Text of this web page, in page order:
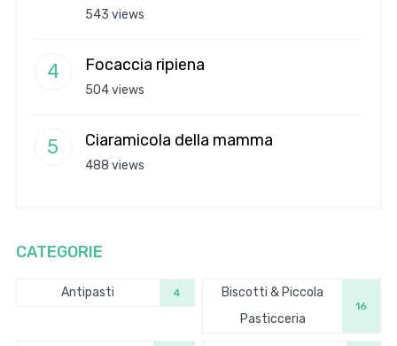
543 views
Focaccia ripiena
504 views
Ciaramicola della mamma
488 views
CATEGORIE
Antipasti 4
Biscotti & Piccola
Pasticceria
16